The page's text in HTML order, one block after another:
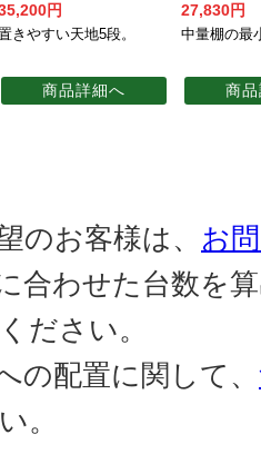
円
きやすい天地5段。
商品詳細へ
27,830円
中量棚の最
商
のお客様は、 お
合わせた台数を
ください。
の配置に関して、
。